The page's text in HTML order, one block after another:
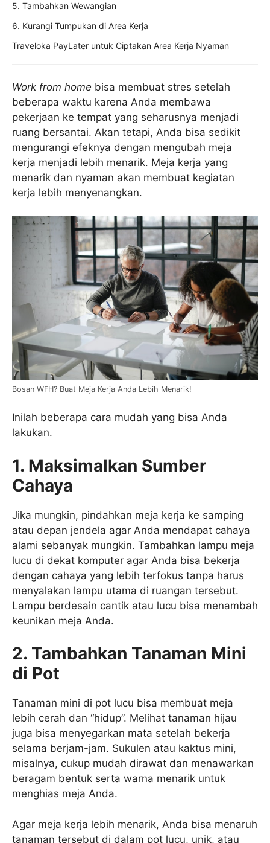
Work from home bisa membuat stres setelah
beberapa waktu karena Anda membawa
pekerjaan ke tempat yang seharusnya menjadi
ruang bersantai. Akan tetapi, Anda bisa sedikit
mengurangi efeknya dengan mengubah meja
kerja menjadi lebih menarik. Meja kerja yang
menarik dan nyaman akan membuat kegiatan
kerja lebih menyenangkan.
Bosan WFH? Buat Meja Kerja Anda Lebih Menarik!
Inilah beberapa cara mudah yang bisa Anda
lakukan.
1. Maksimalkan Sumber
Cahaya
Jika mungkin, pindahkan meja kerja ke samping
atau depan jendela agar Anda mendapat cahaya
alami sebanyak mungkin. Tambahkan lampu meja
lucu di dekat komputer agar Anda bisa bekerja
dengan cahaya yang lebih terfokus tanpa harus
menyalakan lampu utama di ruangan tersebut.
Lampu berdesain cantik atau lucu bisa menambah
keunikan meja Anda.
2. Tambahkan Tanaman Mini
di Pot
Tanaman mini di pot lucu bisa membuat meja
lebih cerah dan “hidup”. Melihat tanaman hijau
juga bisa menyegarkan mata setelah bekerja
selama berjam-jam. Sukulen atau kaktus mini,
misalnya, cukup mudah dirawat dan menawarkan
beragam bentuk serta warna menarik untuk
menghias meja Anda.
Agar meja kerja lebih menarik, Anda bisa menaruh
tanaman tersebut di dalam pot lucu, unik, atau
5. Tambahkan Wewangian
6. Kurangi Tumpukan di Area Kerja
Traveloka PayLater untuk Ciptakan Area Kerja Nyaman